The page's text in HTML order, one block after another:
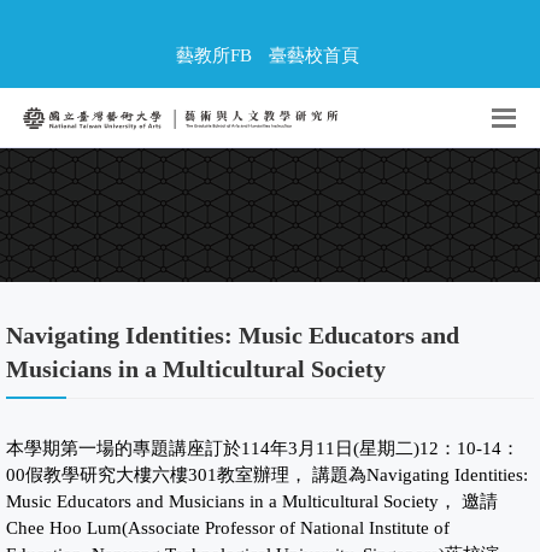
藝教所FB 臺藝校首頁
Navigating Identities: Music Educators and
Musicians in a Multicultural Society
本學期第一場的專題講座訂於114年3月11日(星期二)12：10-14：
00假教學研究大樓六樓301教室辦理， 講題為Navigating Identities:
Music Educators and Musicians in a Multicultural Society， 邀請
Chee Hoo Lum(Associate Professor of National Institute of